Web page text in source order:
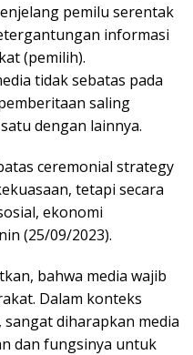
pemilu serentak
informasi
(pemilih).
tidak sebatas pada
saling
dengan lainnya.
ceremonial strategy
tetapi secara
ekonomi
(25/09/2023).
bahwa media wajib
Dalam konteks
diharapkan media
dan fungsinya untuk